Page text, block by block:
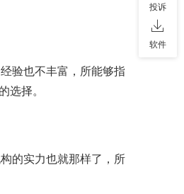
验也不丰富，所能够指
择。
的实力也就那样了，所
投诉
软件